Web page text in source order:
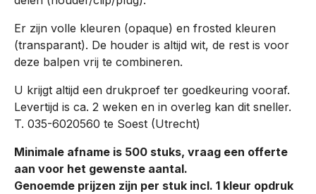
Er zijn volle kleuren (opaque) en frosted kleuren
(transparant). De houder is altijd wit, de rest is voor
deze balpen vrij te combineren.
U krijgt altijd een drukproef ter goedkeuring vooraf.
Levertijd is ca. 2 weken en in overleg kan dit sneller.
T. 035-6020560 te Soest (Utrecht)
Minimale afname is 500 stuks, vraag een offerte
aan voor het gewenste aantal.
Genoemde prijzen zijn per stuk incl. 1 kleur opdruk